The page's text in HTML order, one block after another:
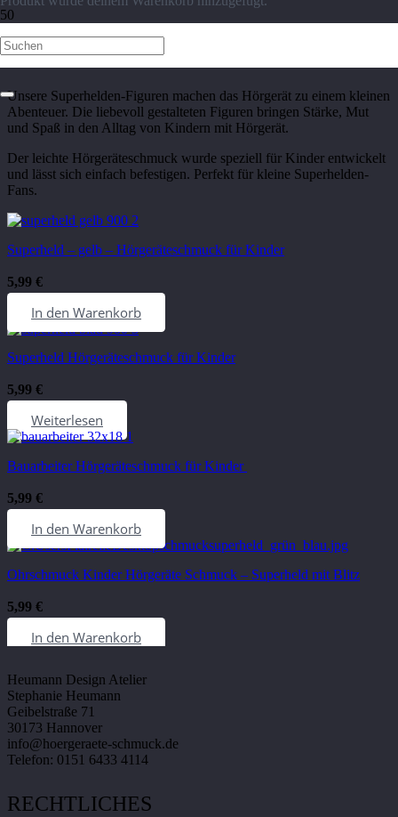
Superhelden
Unsere Superhelden-Figuren machen das Hörgerät zu einem kleinen
Abenteuer. Die liebevoll gestalteten Figuren bringen Stärke, Mut
und Spaß in den Alltag von Kindern mit Hörgerät.
Der leichte Hörgeräteschmuck wurde speziell für Kinder entwickelt
und lässt sich einfach befestigen. Perfekt für kleine Superhelden-
Fans.
Superheld – gelb – Hörgeräteschmuck für Kinder
5,99 €
In den Warenkorb
Superheld Hörgeräteschmuck für Kinder
5,99 €
Weiterlesen
Bauarbeiter Hörgeräteschmuck für Kinder
5,99 €
In den Warenkorb
Ohrschmuck Kinder Hörgeräte Schmuck – Superheld mit Blitz
5,99 €
In den Warenkorb
KONTAKT
Heumann Design Atelier
Stephanie Heumann
Geibelstraße 71
30173 Hannover
info@hoergeraete-schmuck.de
Telefon: 0151 6433 4114
RECHTLICHES